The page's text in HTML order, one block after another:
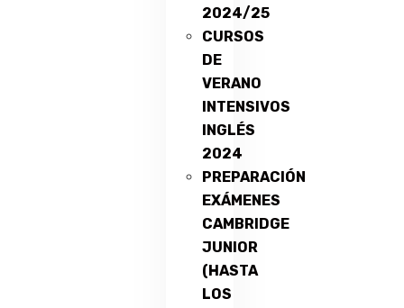
2024/25
CURSOS
DE
VERANO
INTENSIVOS
INGLÉS
2024
PREPARACIÓN
EXÁMENES
CAMBRIDGE
JUNIOR
(HASTA
LOS